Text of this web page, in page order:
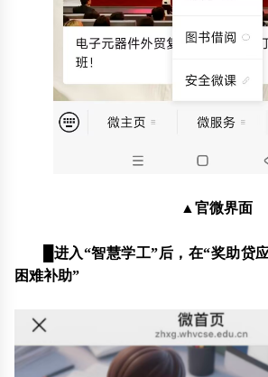
▲ 官微界面
进入“智慧学工”后，在“奖助贷
困难补助”